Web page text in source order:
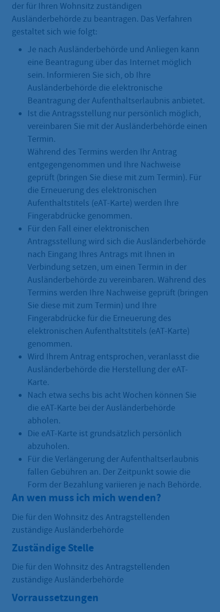
der für Ihren Wohnsitz zuständigen
Ausländerbehörde zu beantragen. Das Verfahren
gestaltet sich wie folgt:
Je nach Ausländerbehörde und Anliegen kann
eine Beantragung über das Internet möglich
sein. Informieren Sie sich, ob Ihre
Ausländerbehörde die elektronische
Beantragung der Aufenthaltserlaubnis anbietet.
Ist die Antragsstellung nur persönlich möglich,
vereinbaren Sie mit der Ausländerbehörde einen
Termin.
Während des Termins werden Ihr Antrag
entgegengenommen und Ihre Nachweise
geprüft (bringen Sie diese mit zum Termin). Für
die Erneuerung des elektronischen
Aufenthaltstitels (eAT-Karte) werden Ihre
Fingerabdrücke genommen.
Für den Fall einer elektronischen
Antragsstellung wird sich die Ausländerbehörde
nach Eingang Ihres Antrags mit Ihnen in
Verbindung setzen, um einen Termin in der
Ausländerbehörde zu vereinbaren. Während des
Termins werden Ihre Nachweise geprüft (bringen
Sie diese mit zum Termin) und Ihre
Fingerabdrücke für die Erneuerung des
elektronischen Aufenthaltstitels (eAT-Karte)
genommen.
Wird Ihrem Antrag entsprochen, veranlasst die
Ausländerbehörde die Herstellung der eAT-
Karte.
Nach etwa sechs bis acht Wochen können Sie
die eAT-Karte bei der Ausländerbehörde
abholen.
Die eAT-Karte ist grundsätzlich persönlich
abzuholen.
Für die Verlängerung der Aufenthaltserlaubnis
fallen Gebühren an. Der Zeitpunkt sowie die
Form der Bezahlung variieren je nach Behörde.
An wen muss ich mich wenden?
Die für den Wohnsitz des Antragstellenden
zuständige Ausländerbehörde
Zuständige Stelle
Die für den Wohnsitz des Antragstellenden
zuständige Ausländerbehörde
Vorraussetzungen